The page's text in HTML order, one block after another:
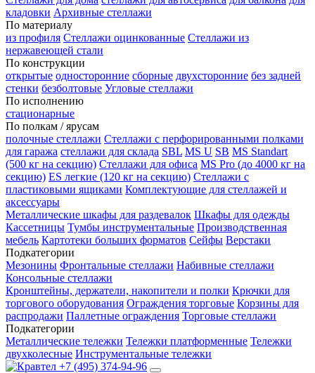
кладовки Архивные стеллажи
По материалу
из профиля Стеллажи оцинкованные Стеллажи из
нержавеющей стали
По конструкции
открытые односторонние сборные двухсторонние без задней
стенки безболтовые Угловые стеллажи
По исполнению
стационарные
По полкам / ярусам
полочные стеллажи Стеллажи с перфорированными полками
для гаража стеллажи для склада SBL MS U SB MS Standart
(500 кг на секцию) Стеллажи для офиса MS Pro (до 4000 кг на
секцию) ES легкие (120 кг на секцию) Стеллажи с
пластиковыми ящиками Комплектующие для стеллажей и
аксессуары
Металлические шкафы для раздевалок Шкафы для одежды
Кассетницы Тумбы инструментальные Производственная
мебель Картотеки больших форматов Сейфы Верстаки
Подкатегории
Мезонины Фронтальные стеллажи Набивные стеллажи
Консольные стеллажи
Кронштейны, держатели, накопители и полки Крючки для
торгового оборудования Ограждения торговые Корзины для
распродажи Паллетные ограждения Торговые стеллажи
Подкатегории
Металлические тележки Тележки платформенные Тележки
двухколесные Инструментальные тележки
+7 (495) 374-94-96